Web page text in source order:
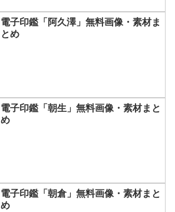
電子印鑑「阿久澤」無料画像・素材ま
とめ
電子印鑑「朝生」無料画像・素材まと
め
電子印鑑「朝倉」無料画像・素材まと
め